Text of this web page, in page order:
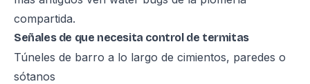
compartida.
Señales de que necesita control de termitas
Túneles de barro a lo largo de cimientos, paredes o
sótanos